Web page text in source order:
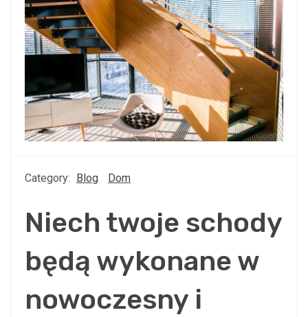
Category: Blog Dom
Niech twoje schody
będą wykonane w
nowoczesny i